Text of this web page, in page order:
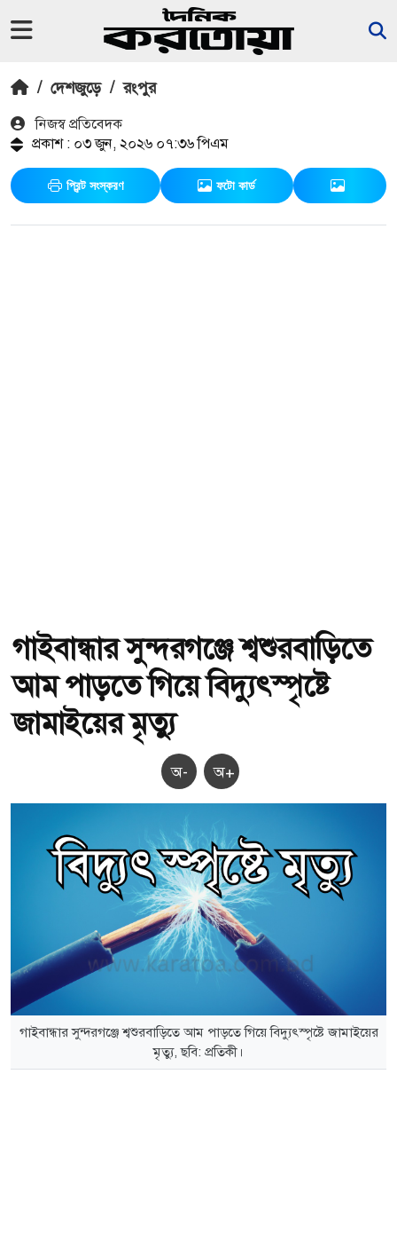
/ দেশজুড়ে / রংপুর
নিজস্ব প্রতিবেদক
প্রকাশ : ০৩ জুন, ২০২৬ ০৭:৩৬ পিএম
প্রিন্ট সংস্করণ ফটো কার্ড
গাইবান্ধার সুন্দরগঞ্জে শ্বশুরবাড়িতে
আম পাড়তে গিয়ে বিদ্যুৎস্পৃষ্টে
জামাইয়ের মৃত্যু
অ- অ+
গাইবান্ধার সুন্দরগঞ্জে শ্বশুরবাড়িতে আম পাড়তে গিয়ে বিদ্যুৎস্পৃষ্টে জামাইয়ের
মৃত্যু, ছবি: প্রতিকী।